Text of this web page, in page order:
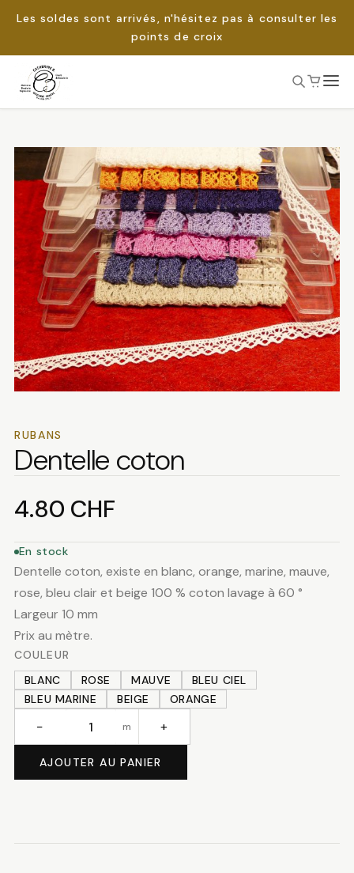
Les soldes sont arrivés, n'hésitez pas à consulter les
points de croix
Passer
RUBANS
Dentelle coton
4.80 CHF
En stock
Dentelle coton, existe en blanc, orange, marine, mauve,
rose, bleu clair et beige 100 % coton lavage à 60 °
Largeur 10 mm
Prix au mètre.
COULEUR
BLANC
ROSE MAUVE
BLEU CIEL
BLEU MARINE
BEIGE ORANGE
Dentelle
− m +
AJOUTER AU PANIER